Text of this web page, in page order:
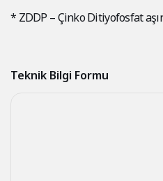
* ZDDP – Çinko Ditiyofosfat
Teknik Bilgi Formu